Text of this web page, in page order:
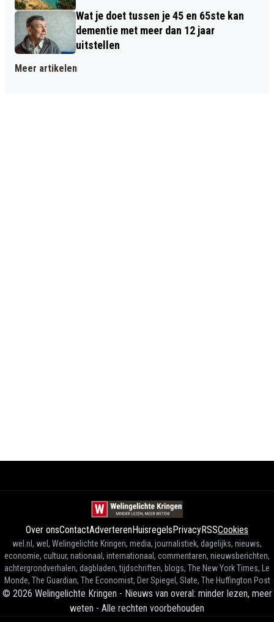
Wat je doet tussen je 45 en 65ste kan
dementie met meer dan 12 jaar
uitstellen
Meer artikelen
Over onsContactAdverterenHuisregelsPrivacyRSSCookies
wel.nl, wel, Welingelichte Kringen, media, journalistiek, dagelijks, nieuws,
economie, cultuur, nationaal, internationaal, commentaren, nieuwsberichten,
achtergrondverhalen, dagbladen, tijdschriften, blogs, The New York Times, Le
Monde, The Guardian, The Economist, Der Spiegel, Slate, The Huffington Post
© 2026 Welingelichte Kringen - Nieuws van overal: minder lezen, meer
weten - Alle rechten voorbehouden